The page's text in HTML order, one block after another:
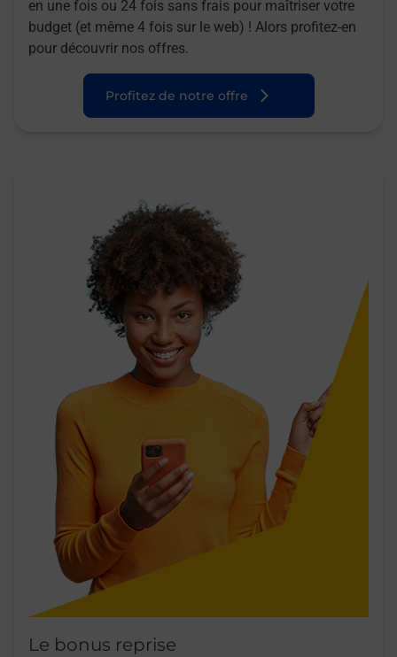
en une fois ou 24 fois sans frais pour maîtriser votre
budget (et même 4 fois sur le web) ! Alors profitez-en
pour découvrir nos offres.
Profitez de notre offre
Le bonus reprise